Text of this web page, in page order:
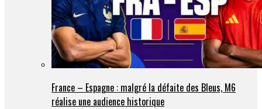
France – Espagne : malgré la défaite des Bleus, M6
réalise une audience historique